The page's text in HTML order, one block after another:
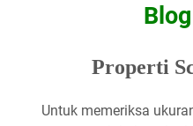
Properti
Untuk memeriksa